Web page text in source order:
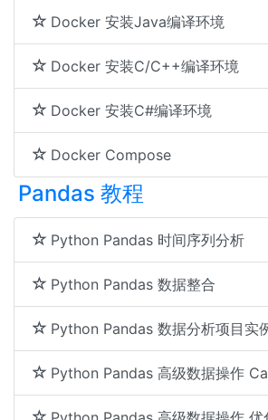
Docker 安装Java编译环境
Docker 安装C/C++编译环境
Docker 安装C#编译环境
Docker Compose
Pandas 教程
Python Pandas 时间序列分析
Python Pandas 数据整合
Python Pandas 数据分析项目实
Python Pandas 高级数据操作 Categorical